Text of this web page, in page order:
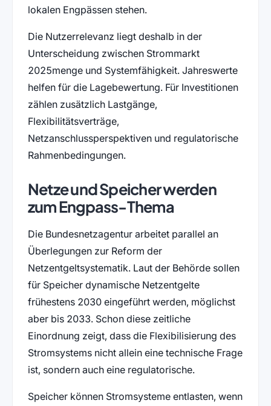
lokalen Engpässen stehen.
Die Nutzerrelevanz liegt deshalb in der
Unterscheidung zwischen Strommarkt
2025menge und Systemfähigkeit. Jahreswerte
helfen für die Lagebewertung. Für Investitionen
zählen zusätzlich Lastgänge,
Flexibilitätsverträge,
Netzanschlussperspektiven und regulatorische
Rahmenbedingungen.
Netze und Speicher werden
zum Engpass-Thema
Die Bundesnetzagentur arbeitet parallel an
Überlegungen zur Reform der
Netzentgeltsystematik. Laut der Behörde sollen
für Speicher dynamische Netzentgelte
frühestens 2030 eingeführt werden, möglichst
aber bis 2033. Schon diese zeitliche
Einordnung zeigt, dass die Flexibilisierung des
Stromsystems nicht allein eine technische Frage
ist, sondern auch eine regulatorische.
Speicher können Stromsysteme entlasten, wenn